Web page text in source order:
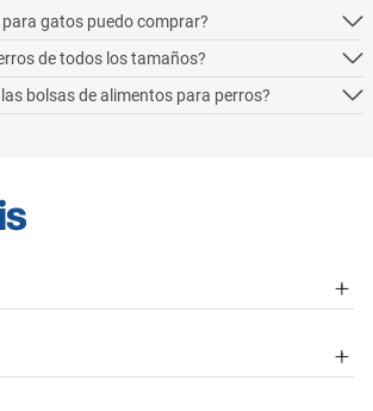
gatos puedo comprar?
5 tipos: alimento seco para perros, alimento
para necesidades especialesy alimentos
de todos los tamaños?
5 tipos: alimento seco para perros, alimento
bolsas de alimentos para perros?